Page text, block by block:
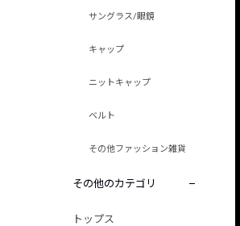
サングラス/眼鏡
キャップ
ニットキャップ
ベルト
その他ファッション雑貨
その他のカテゴリ
トップス